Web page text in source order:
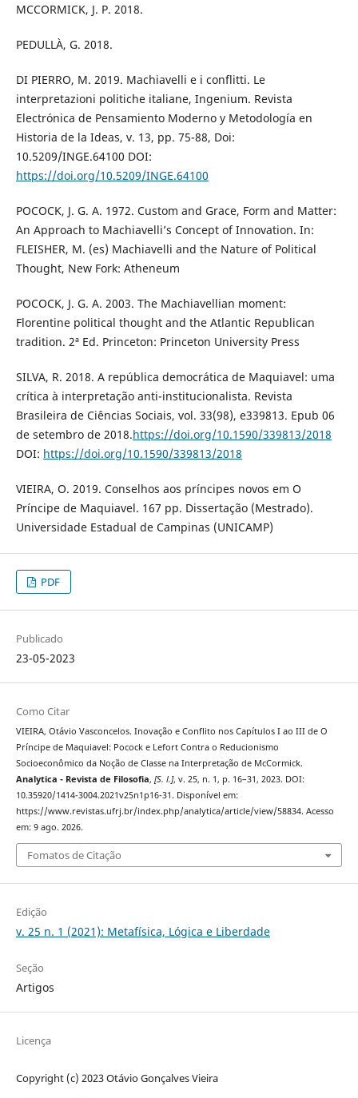
MCCORMICK, J. P. 2018.
PEDULLÀ, G. 2018.
DI PIERRO, M. 2019. Machiavelli e i conflitti. Le
interpretazioni politiche italiane, Ingenium. Revista
Electrónica de Pensamiento Moderno y Metodología en
Historia de la Ideas, v. 13, pp. 75-88, Doi:
10.5209/INGE.64100 DOI:
https://doi.org/10.5209/INGE.64100
POCOCK, J. G. A. 1972. Custom and Grace, Form and Matter:
An Approach to Machiavelli’s Concept of Innovation. In:
FLEISHER, M. (es) Machiavelli and the Nature of Political
Thought, New Fork: Atheneum
POCOCK, J. G. A. 2003. The Machiavellian moment:
Florentine political thought and the Atlantic Republican
tradition. 2ª Ed. Princeton: Princeton University Press
SILVA, R. 2018. A república democrática de Maquiavel: uma
crítica à interpretação anti-institucionalista. Revista
Brasileira de Ciências Sociais, vol. 33(98), e339813. Epub 06
de setembro de 2018.https://doi.org/10.1590/339813/2018
DOI: https://doi.org/10.1590/339813/2018
VIEIRA, O. 2019. Conselhos aos príncipes novos em O
Príncipe de Maquiavel. 167 pp. Dissertação (Mestrado).
Universidade Estadual de Campinas (UNICAMP)
PDF
Publicado
23-05-2023
Como Citar
VIEIRA, Otávio Vasconcelos. Inovação e Conflito nos Capítulos I ao III de O
Príncipe de Maquiavel: Pocock e Lefort Contra o Reducionismo
Socioeconômico da Noção de Classe na Interpretação de McCormick.
Analytica - Revista de Filosofia, [S. l.], v. 25, n. 1, p. 16–31, 2023. DOI:
10.35920/1414-3004.2021v25n1p16-31. Disponível em:
https://www.revistas.ufrj.br/index.php/analytica/article/view/58834. Acesso
em: 9 ago. 2026.
Fomatos de Citação
Edição
v. 25 n. 1 (2021): Metafísica, Lógica e Liberdade
Seção
Artigos
Licença
Copyright (c) 2023 Otávio Gonçalves Vieira